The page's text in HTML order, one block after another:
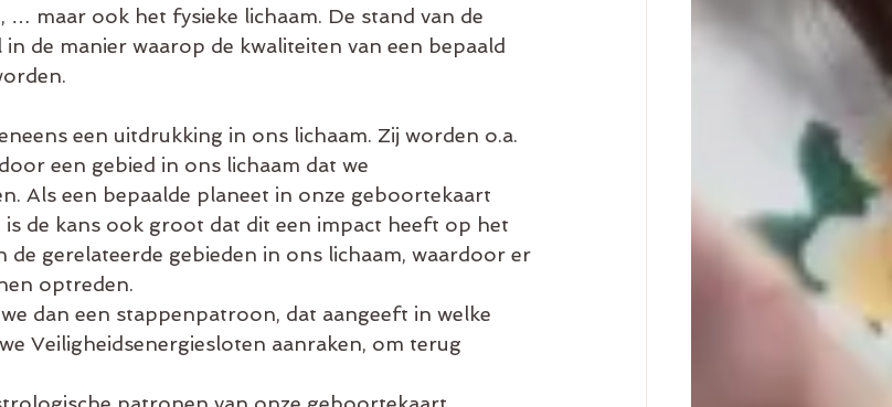
… maar ook het fysieke lichaam. De stand van de
de manier waarop de kwaliteiten van een bepaald
een uitdrukking in ons lichaam. Zij worden o.a.
een gebied in ons lichaam dat we
Als een bepaalde planeet in onze geboortekaart
de kans ook groot dat dit een impact heeft op het
gerelateerde gebieden in ons lichaam, waardoor er
optreden.
dan een stappenpatroon, dat aangeeft in welke
Veiligheidsenergiesloten aanraken, om terug